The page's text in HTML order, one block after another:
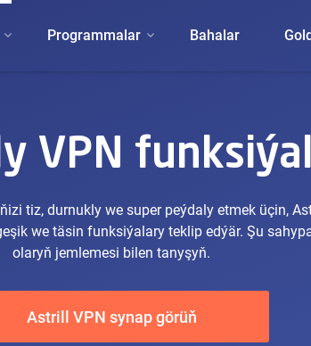
Programmalar Bahalar
VPN
tiz, durnukly we super peýdaly etmek üçin,
we täsin funksiýalary teklip edýär. Şu
olaryň jemlemesi bilen tanyşyň.
Astrill VPN synap görüň